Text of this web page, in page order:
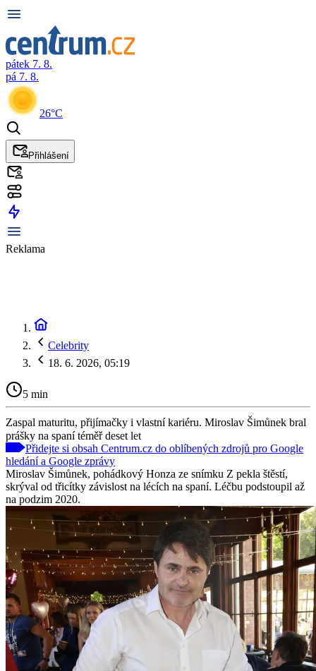
pátek 7. 8.
pá 7. 8.
26°C
Přihlášení
Reklama
Celebrity
18. 6. 2026, 05:19
5 min
Zaspal maturitu, přijímačky i vlastní kariéru. Miroslav Šimůnek bral
prášky na spaní téměř deset let
Přidejte si obsah Centrum.cz do oblíbených zdrojů pro Google
hledání a Google zprávy
Miroslav Šimůnek, pohádkový Honza ze snímku Z pekla štěstí,
skrýval od třicítky závislost na lécích na spaní. Léčbu podstoupil až
na podzim 2020.